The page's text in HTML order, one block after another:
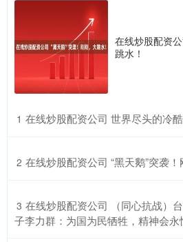
在线炒股配资
跳水！
1 在线炒股配资公司 世界尽头的冷
2 在线炒股配资公司 “黑天鹅”突袭！
3 在线炒股配资公司 （同心抗战）
子李力群：为国为民牺牲，精神会永